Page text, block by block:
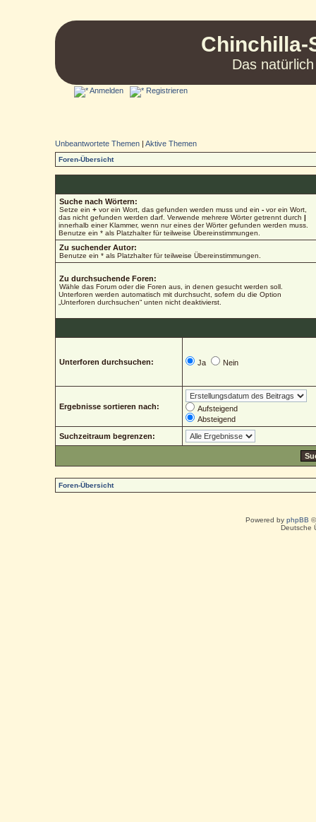
Chinchilla-
Das
Anmelden Registrieren
Unbeantwortete Themen |Aktive Themen
Foren-Übersicht
Suche nach Wörtern:
Setze ein+ vor ein Wort, das gefunden werden muss und ein- vor ein Wort,
das nicht gefunden werden darf. Verwende mehrere Wörter getrennt durch|
innerhalb einer Klammer, wenn nur eines der Wörter gefunden werden muss.
Benutze ein * als Platzhalter für teilweise Übereinstimmungen.
Zu suchender Autor:
Benutze ein * als Platzhalter für teilweise Übereinstimmungen.
Zu durchsuchende Foren:
Wähle das Forum oder die Foren aus, in denen gesucht werden soll.
Unterforen werden automatisch mit durchsucht, sofern du die Option
„Unterforen durchsuchen“ unten nicht deaktivierst.
Unterforen durchsuchen: Ja Nein
Ergebnisse sortieren nach:
Aufsteigend
Absteigend
Suchzeitraum begrenzen:
Foren-Übersicht
Powered by phpBB
Deutsche